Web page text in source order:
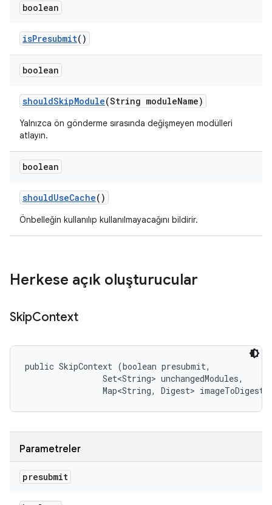
boolean
isPresubmit()
boolean
shouldSkipModule(String moduleName)
Yalnızca ön gönderme sırasında değişmeyen modülleri
atlayın.
boolean
shouldUseCache()
Önbelleğin kullanılıp kullanılmayacağını bildirir.
Herkese açık oluşturucular
SkipContext
public SkipContext (boolean presubmit,
                Set<String> unchangedModules,
                Map<String, Digest> imageToDigest)
Parametreler
presubmit